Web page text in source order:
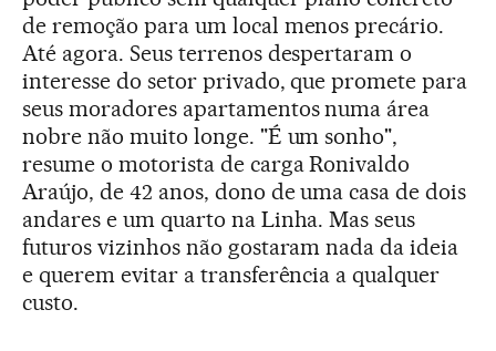
de remoção para um local menos precário.
Até agora. Seus terrenos despertaram o
interesse do setor privado, que promete para
seus moradores apartamentos numa área
nobre não muito longe. "É um sonho",
resume o motorista de carga Ronivaldo
Araújo, de 42 anos, dono de uma casa de dois
andares e um quarto na Linha. Mas seus
futuros vizinhos não gostaram nada da ideia
e querem evitar a transferência a qualquer
custo.